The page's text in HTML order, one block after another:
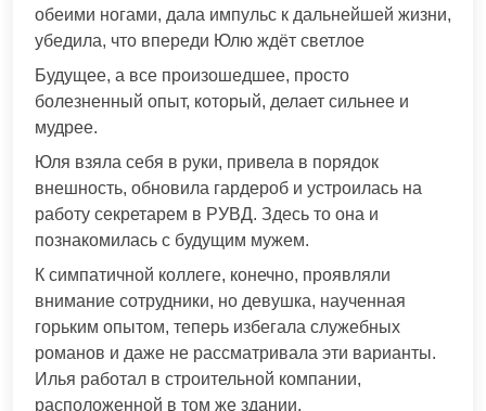
обеими ногами, дала импульс к дальнейшей жизни,
убедила, что впереди Юлю ждёт светлое
Будущее, а все произошедшее, просто
болезненный опыт, который, делает сильнее и
мудрее.
Юля взяла себя в руки, привела в порядок
внешность, обновила гардероб и устроилась на
работу секретарем в РУВД. Здесь то она и
познакомилась с будущим мужем.
К симпатичной коллеге, конечно, проявляли
внимание сотрудники, но девушка, наученная
горьким опытом, теперь избегала служебных
романов и даже не рассматривала эти варианты.
Илья работал в строительной компании,
расположенной в том же здании.